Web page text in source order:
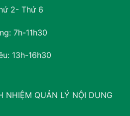
2- Thứ 6
7h-11h30
13h-16h30
NHIỆM QUẢN LÝ NỘI DUNG